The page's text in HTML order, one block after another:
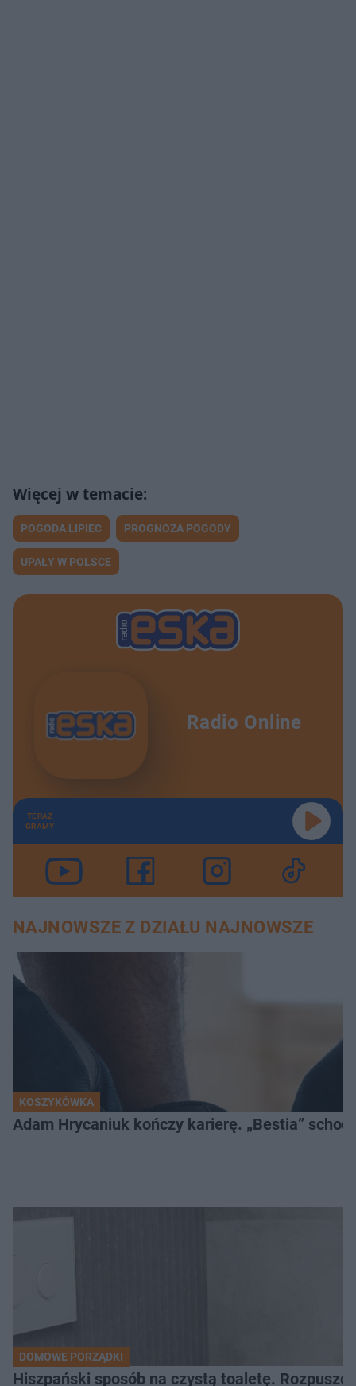
POGODA LIPIEC PROGNOZA POGODY
UPAŁY W POLSCE
Radio Online
TERAZ
GRAMY
NAJNOWSZE Z DZIAŁU NAJNOWSZE
KOSZYKÓWKA
Adam Hrycaniuk kończy karierę. „Bestia”
DOMOWE PORZĄDKI
Hiszpański sposób na czystą toaletę.